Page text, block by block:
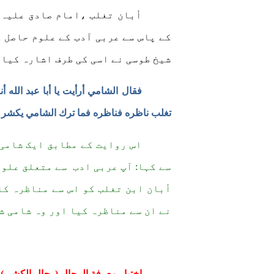
أبان تغلب ،امام صادق علیہ
کے پاس سے عربی آدب کے علوم
شیخ طوسی نے اسی کی طرف اشارہ کیا
فقال الشامي أرأيت يا أبا عبد الله
تغلب ناظره فناظره فما ترك الشامي يكشر
اس روایت کے مطابق ایک
سے کہا: آپ عربی ادب سے متعلق
أبان ابن تغلب کو اس سے مناظرہ
نے ان سے مناظرہ کیا اور وہ شامی